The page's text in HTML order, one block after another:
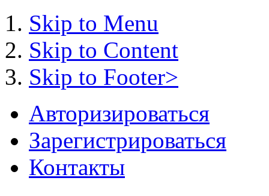
Skip to Menu
Skip to Content
Skip to Footer>
Авторизироваться
Зарегистрироваться
Контакты